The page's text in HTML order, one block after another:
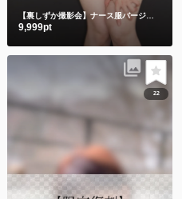
【裏しずか撮影会】ナース服バージョン
9,999pt
22